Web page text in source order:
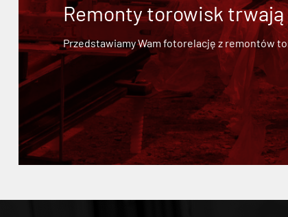
Remonty torowisk trwają
Przedstawiamy Wam fotorelację z remontów